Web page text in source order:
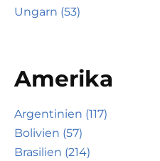
Ungarn (53)
Amerika
Argentinien (117)
Bolivien (57)
Brasilien (214)